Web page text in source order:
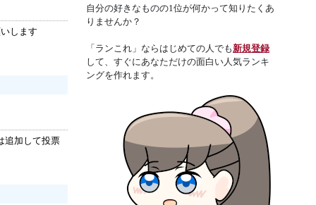
します
追加して投票
自分の好きなものの1位が何かって知りたくあ
りませんか？
「ランこれ」ならはじめての人でも新規登録
して、すぐにあなただけの面白い人気ランキ
ングを作れます。